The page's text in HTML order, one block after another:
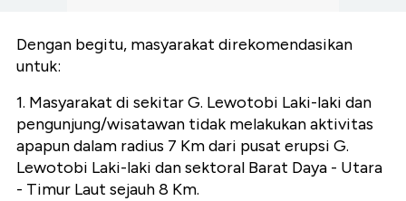
Dengan begitu, masyarakat direkomendasikan
untuk:
1. Masyarakat di sekitar G. Lewotobi Laki-laki dan
pengunjung/wisatawan tidak melakukan aktivitas
apapun dalam radius 7 Km dari pusat erupsi G.
Lewotobi Laki-laki dan sektoral Barat Daya - Utara
- Timur Laut sejauh 8 Km.